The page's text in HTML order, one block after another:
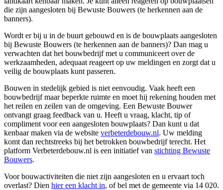
die zijn aangesloten bij Bewuste Bouwers (te herkennen aan de
banners).
Wordt er bij u in de buurt gebouwd en is de bouwplaats aangesloten
bij Bewuste Bouwers (te herkennen aan de banners)? Dan mag u
verwachten dat het bouwbedrijf met u communiceert over de
werkzaamheden, adequaat reageert op uw meldingen en zorgt dat u
veilig de bouwplaats kunt passeren.
Bouwen in stedelijk gebied is niet eenvoudig. Vaak heeft een
bouwbedrijf maar beperkte ruimte en moet hij rekening houden met
het reilen en zeilen van de omgeving. Een Bewuste Bouwer
ontvangt graag feedback van u. Heeft u vraag, klacht, tip of
compliment voor een aangesloten bouwplaats? Dan kunt u dat
kenbaar maken via de website verbeterdebouw.nl. Uw melding
komt dan rechtstreeks bij het betrokken bouwbedrijf terecht. Het
platform Verbeterdebouw.nl is een initiatief van stichting Bewuste
Bouwers.
Voor bouwactiviteiten die niet zijn aangesloten en u ervaart toch
overlast? Dien hier een klacht in, of bel met de gemeente via 14 020.